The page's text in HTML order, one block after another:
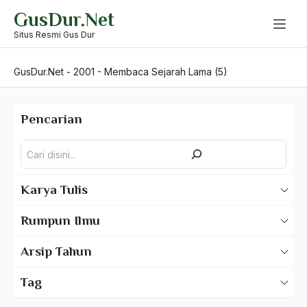
content
GusDur.Net
Situs Resmi Gus Dur
GusDur.Net - 2001 - Membaca Sejarah Lama (5)
Pencarian
Karya Tulis
Rumpun Ilmu
Arsip Tahun
Tag